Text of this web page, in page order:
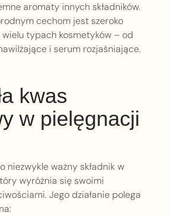
aromaty innych składników.
cechom jest szeroko
typach kosmetyków – od
i serum rozjaśniające.
kwas
w pielęgnacji
niezwykle ważny składnik w
wyróżnia się swoimi
Jego działanie polega